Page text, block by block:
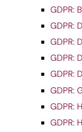
GDPR:
GDPR:
GDPR:
GDPR:
GDPR:
GDPR:
GDPR:
GDPR: